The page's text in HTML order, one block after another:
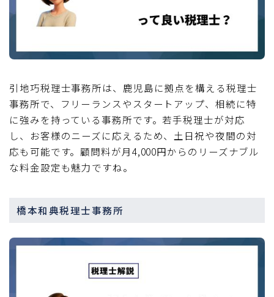
引地巧税理士事務所は、鹿児島に拠点を構える税理士
事務所で、フリーランスやスタートアップ、相続に特
に強みを持っている事務所です。若手税理士が対応
し、お客様のニーズに応えるため、土日祝や夜間の対
応も可能です。顧問料が月4,000円からのリーズナブル
な料金設定も魅力ですね。
橋本和典税理士事務所